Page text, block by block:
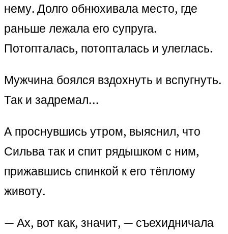
нему. Долго обнюхивала место, где
раньше лежала его супруга.
Потопталась, потопталась и улеглась.
Мужчина боялся вздохнуть и вспугнуть.
Так и задремал…
А проснувшись утром, выяснил, что
Сильва так и спит рядышком с ним,
прижавшись спинкой к его тёплому
животу.
— Ах, вот как, значит, — съехидничала